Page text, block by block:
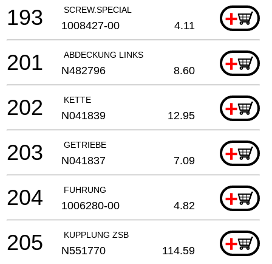
SCREW.SPECIAL +
193 1008427-00 4.11
ABDECKUNG LINKS +
201 N482796 8.60
KETTE +
202 N041839 12.95
GETRIEBE +
203 N041837 7.09
FUHRUNG +
204 1006280-00 4.82
KUPPLUNG ZSB +
205 N551770 114.59